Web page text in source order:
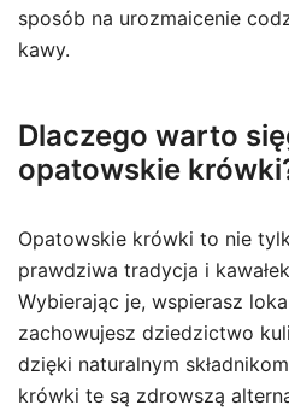
sposób na urozmaicenie
kawy.
Dlaczego warto
opatowskie
Opatowskie krówki to nie
prawdziwa tradycja i
Wybierając je, wspierasz
zachowujesz dziedzictwo
dzięki naturalnym
krówki te są zdrowszą